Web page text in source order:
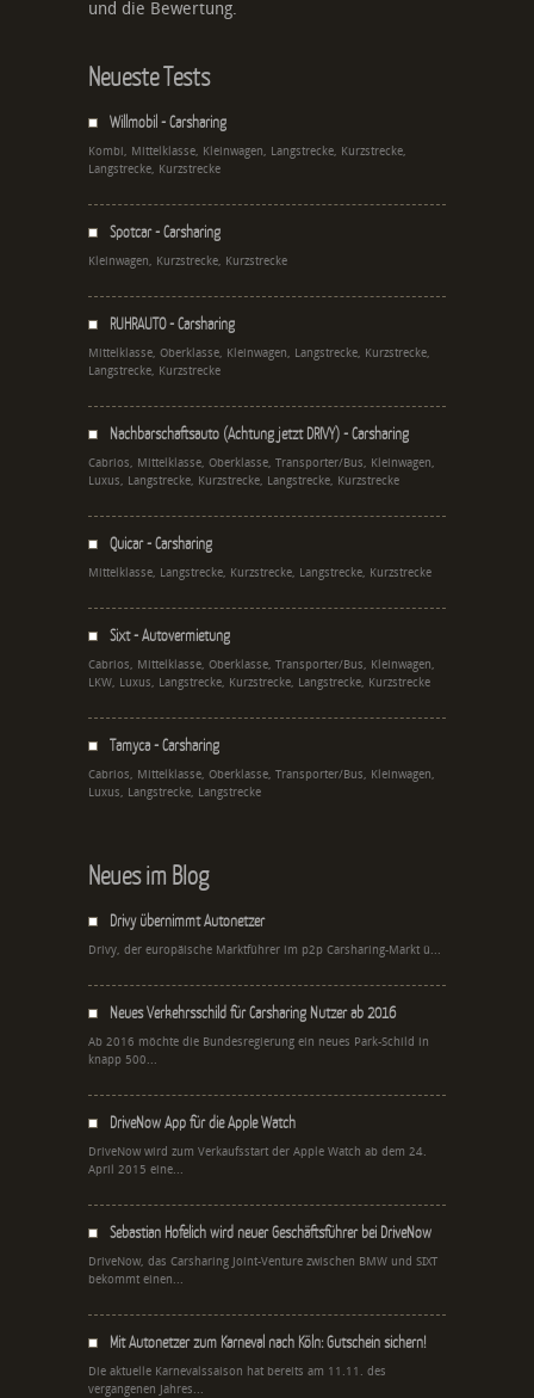
und die Bewertung.
Neueste Tests
Willmobil - Carsharing
Kombi, Mittelklasse, Kleinwagen, Langstrecke, Kurzstrecke,
Langstrecke, Kurzstrecke
Spotcar - Carsharing
Kleinwagen, Kurzstrecke, Kurzstrecke
RUHRAUTO - Carsharing
Mittelklasse, Oberklasse, Kleinwagen, Langstrecke, Kurzstrecke,
Langstrecke, Kurzstrecke
Nachbarschaftsauto (Achtung jetzt DRIVY) - Carsharing
Cabrios, Mittelklasse, Oberklasse, Transporter/Bus, Kleinwagen,
Luxus, Langstrecke, Kurzstrecke, Langstrecke, Kurzstrecke
Quicar - Carsharing
Mittelklasse, Langstrecke, Kurzstrecke, Langstrecke, Kurzstrecke
Sixt - Autovermietung
Cabrios, Mittelklasse, Oberklasse, Transporter/Bus, Kleinwagen,
LKW, Luxus, Langstrecke, Kurzstrecke, Langstrecke, Kurzstrecke
Tamyca - Carsharing
Cabrios, Mittelklasse, Oberklasse, Transporter/Bus, Kleinwagen,
Luxus, Langstrecke, Langstrecke
Neues im Blog
Drivy übernimmt Autonetzer
Drivy, der europäische Marktführer im p2p Carsharing-Markt ü...
Neues Verkehrsschild für Carsharing Nutzer ab 2016
Ab 2016 möchte die Bundesregierung ein neues Park-Schild in
knapp 500...
DriveNow App für die Apple Watch
DriveNow wird zum Verkaufsstart der Apple Watch ab dem 24.
April 2015 eine...
Sebastian Hofelich wird neuer Geschäftsführer bei DriveNow
DriveNow, das Carsharing Joint-Venture zwischen BMW und SIXT
bekommt einen...
Mit Autonetzer zum Karneval nach Köln: Gutschein sichern!
Die aktuelle Karnevalssaison hat bereits am 11.11. des
vergangenen Jahres...